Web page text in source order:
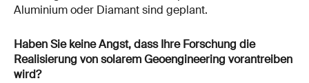
Aluminium oder Diamant sind geplant.
Haben Sie keine Angst, dass Ihre Forschung die
Realisierung von solarem Geoengineering vorantreiben
wird?